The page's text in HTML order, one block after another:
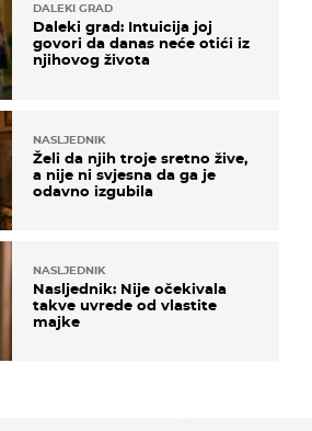
DALEKI GRAD
Daleki grad: Intuicija joj
govori da danas neće otići iz
njihovog života
NASLJEDNIK
Želi da njih troje sretno žive,
a nije ni svjesna da ga je
odavno izgubila
NASLJEDNIK
Nasljednik: Nije očekivala
takve uvrede od vlastite
majke